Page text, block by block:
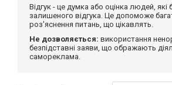
Відгук - це думка або оцінка людей,
залишеного відгука. Це допоможе
роз'яснення питань, що цікавлять.
Не дозволяється: використання
безпідставні заяви, що ображають
самореклама.